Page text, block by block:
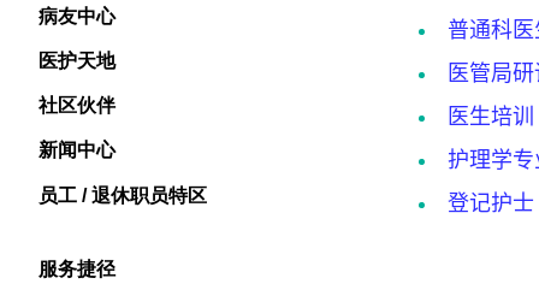
病友中心
医护天地
社区伙伴
新闻中心
员工 / 退休职员特区
服务捷径